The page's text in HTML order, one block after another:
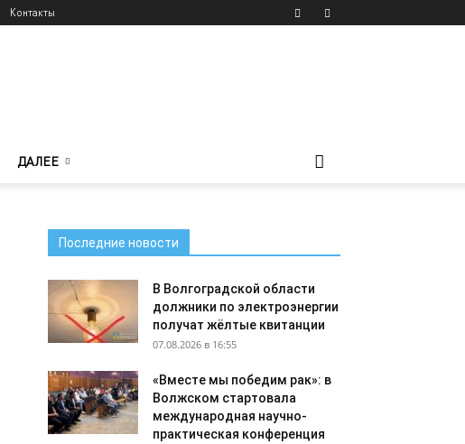
Контакты
ДАЛЕЕ
Последние новости
В Волгоградской области
должники по электроэнергии
получат жёлтые квитанции
07.08.2026 в 16:55
«Вместе мы победим рак»: в
Волжском стартовала
международная научно-
практическая конференция